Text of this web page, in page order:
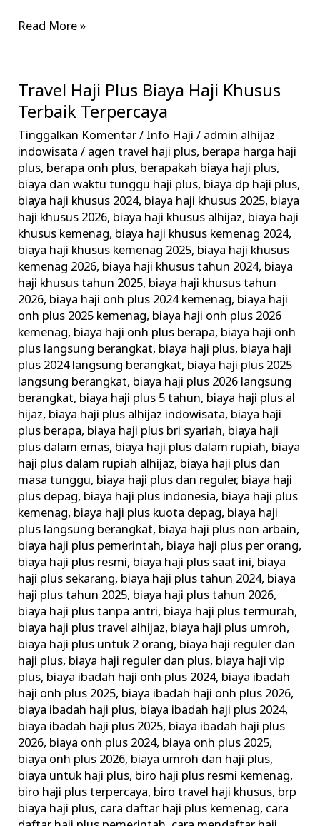
Read More »
Travel Haji Plus Biaya Haji Khusus
Terbaik Terpercaya
Tinggalkan Komentar/ Info Haji / admin alhijaz
indowisata/ agen travel haji plus, berapa harga haji
plus, berapa onh plus, berapakah biaya haji plus,
biaya dan waktu tunggu haji plus, biaya dp haji plus,
biaya haji khusus 2024, biaya haji khusus 2025, biaya
haji khusus 2026, biaya haji khusus alhijaz, biaya haji
khusus kemenag, biaya haji khusus kemenag 2024,
biaya haji khusus kemenag 2025, biaya haji khusus
kemenag 2026, biaya haji khusus tahun 2024, biaya
haji khusus tahun 2025, biaya haji khusus tahun
2026, biaya haji onh plus 2024 kemenag, biaya haji
onh plus 2025 kemenag, biaya haji onh plus 2026
kemenag, biaya haji onh plus berapa, biaya haji onh
plus langsung berangkat, biaya haji plus, biaya haji
plus 2024 langsung berangkat, biaya haji plus 2025
langsung berangkat, biaya haji plus 2026 langsung
berangkat, biaya haji plus 5 tahun, biaya haji plus al
hijaz, biaya haji plus alhijaz indowisata, biaya haji
plus berapa, biaya haji plus bri syariah, biaya haji
plus dalam emas, biaya haji plus dalam rupiah, biaya
haji plus dalam rupiah alhijaz, biaya haji plus dan
masa tunggu, biaya haji plus dan reguler, biaya haji
plus depag, biaya haji plus indonesia, biaya haji plus
kemenag, biaya haji plus kuota depag, biaya haji
plus langsung berangkat, biaya haji plus non arbain,
biaya haji plus pemerintah, biaya haji plus per orang,
biaya haji plus resmi, biaya haji plus saat ini, biaya
haji plus sekarang, biaya haji plus tahun 2024, biaya
haji plus tahun 2025, biaya haji plus tahun 2026,
biaya haji plus tanpa antri, biaya haji plus termurah,
biaya haji plus travel alhijaz, biaya haji plus umroh,
biaya haji plus untuk 2 orang, biaya haji reguler dan
haji plus, biaya haji reguler dan plus, biaya haji vip
plus, biaya ibadah haji onh plus 2024, biaya ibadah
haji onh plus 2025, biaya ibadah haji onh plus 2026,
biaya ibadah haji plus, biaya ibadah haji plus 2024,
biaya ibadah haji plus 2025, biaya ibadah haji plus
2026, biaya onh plus 2024, biaya onh plus 2025,
biaya onh plus 2026, biaya umroh dan haji plus,
biaya untuk haji plus, biro haji plus resmi kemenag,
biro haji plus terpercaya, biro travel haji khusus, brp
biaya haji plus, cara daftar haji plus kemenag, cara
Travel
Haji
Plus
Biaya
Haji
Khusus
Terbaik
Terpercaya